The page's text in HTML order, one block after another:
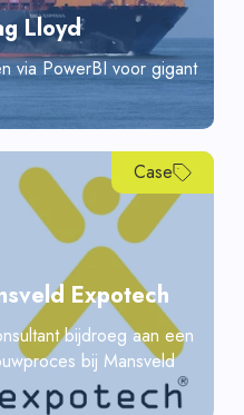
Lloyd
via PowerBI voor gigant
Case
Expotech
bijdroeg aan een
bij Mansveld